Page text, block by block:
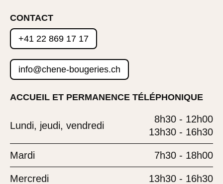
CONTACT
+41 22 869 17 17
info@chene-bougeries.ch
ACCUEIL ET PERMANENCE TÉLÉPHONIQUE
Lundi, jeudi, vendredi
8h30 - 12h00
13h30 - 16h30
Mardi 7h30 - 18h00
Mercredi 13h30 - 16h30